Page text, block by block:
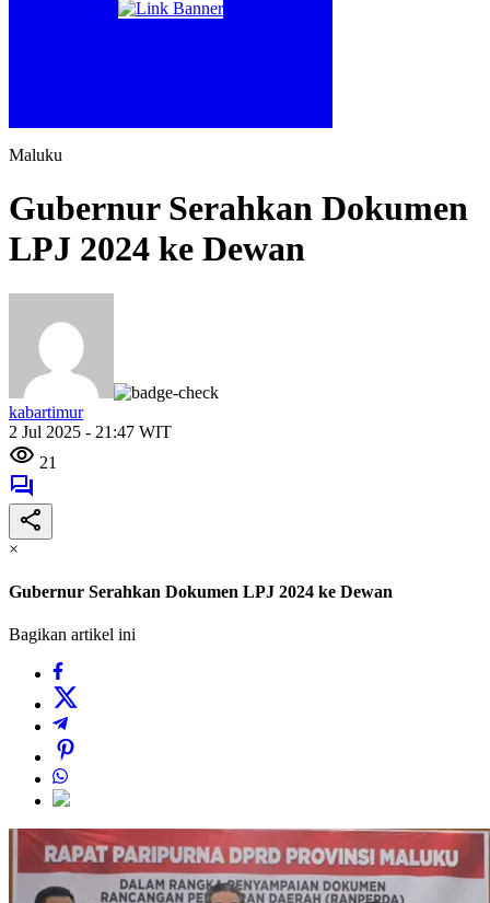
Maluku
Gubernur Serahkan Dokumen
LPJ 2024 ke Dewan
kabartimur
2 Jul 2025 - 21:47 WIT
21
×
Gubernur Serahkan Dokumen LPJ 2024 ke Dewan
Bagikan artikel ini